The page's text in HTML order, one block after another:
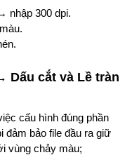
nhập 300 dpi.
Dấu cắt và Lề tràn
cấu hình đúng phần
đảm bảo file đầu ra giữ
vùng chảy màu;